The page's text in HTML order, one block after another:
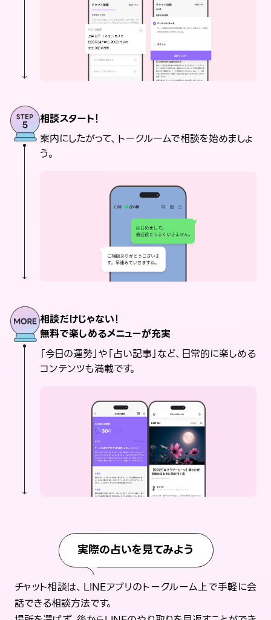
相談スタート！
案内にしたがって、トークルームで相談を始めましょ
う。
相談だけじゃない！
無料で楽しめるメニューが充実
「今日の運勢」や「占い記事」など、日常的に楽しめる
コンテンツも満載です。
実際の占いを見てみよう
チャット相談は、LINEアプリのトークルーム上で手軽に会
話できる相談方法です。